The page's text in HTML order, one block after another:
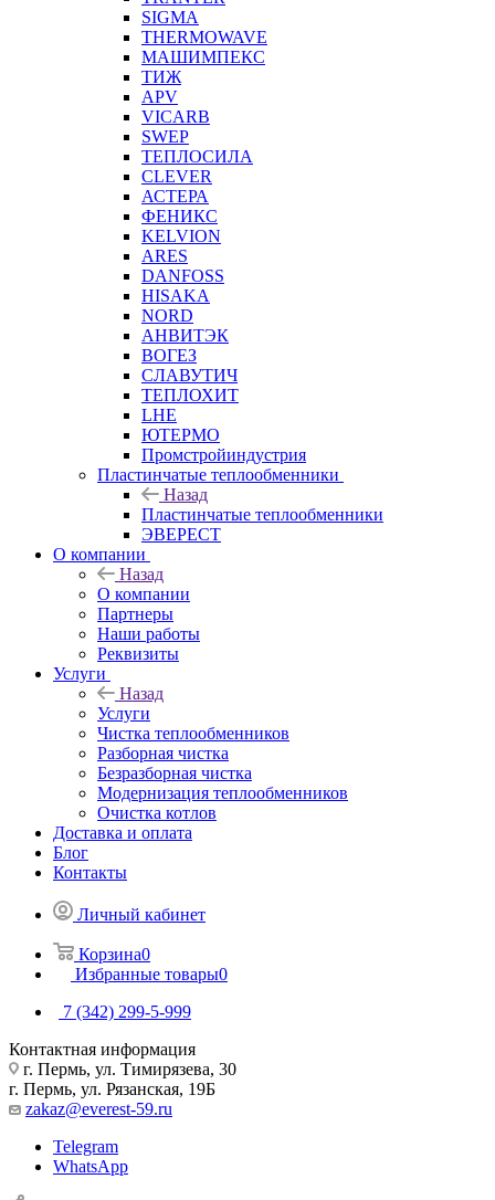
SIGMA
THERMOWAVE
МАШИМПЕКС
ТИЖ
APV
VICARB
SWEP
ТЕПЛОСИЛА
CLEVER
АСТЕРА
ФЕНИКС
KELVION
ARES
DANFOSS
HISAKA
NORD
АНВИТЭК
ВОГЕЗ
СЛАВУТИЧ
ТЕПЛОХИТ
LHE
ЮТЕРМО
Промстройиндустрия
Пластинчатые теплообменники
Назад
Пластинчатые теплообменники
ЭВЕРЕСТ
О компании
Назад
О компании
Партнеры
Наши работы
Реквизиты
Услуги
Назад
Услуги
Чистка теплообменников
Разборная чистка
Безразборная чистка
Модернизация теплообменников
Очистка котлов
Доставка и оплата
Блог
Контакты
Личный кабинет
Корзина0
Избранные товары0
7 (342) 299-5-999
Контактная информация
г. Пермь, ул. Тимирязева, 30
г. Пермь, ул. Рязанская, 19Б
zakaz@everest-59.ru
Telegram
WhatsApp